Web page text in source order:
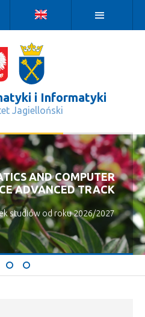
i Informatyki
Jagielloński
Matematyki
AND COMPUTER
ADVANCED TRACK
studiów od roku 2026/2027